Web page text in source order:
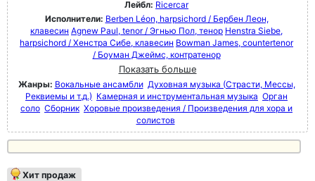
Лейбл: Ricercar
Исполнители: Berben Léon, harpsichord / Бербен Леон,
клавесин Agnew Paul, tenor / Эгнью Пол, тенор Henstra Siebe,
harpsichord / Хенстра Сибе, клавесин Bowman James, countertenor
/ Боуман Джеймс, контратенор
Показать больше
Жанры: Вокальные ансамбли Духовная музыка (Страсти, Мессы,
Реквиемы и т.д.) Камерная и инструментальная музыка Орган
соло Сборник Хоровые произведения / Произведения для хора и
солистов
Хит продаж